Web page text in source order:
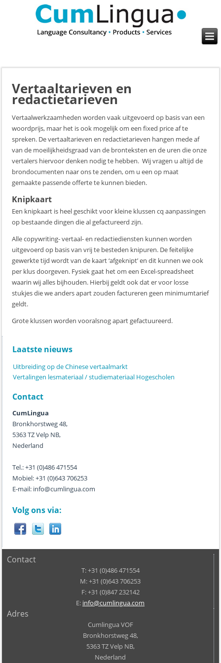
Vertaaltarieven en
redactietarieven
Vertaalwerkzaamheden worden vaak uitgevoerd op basis van een
woordprijs, maar het is ook mogelijk om een fixed price af te
spreken. De vertaaltarieven en redactietarieven hangen mede af
van de moeilijkheidsgraad van de bronteksten en de uren die onze
vertalers hiervoor denken nodig te hebben. Wij vragen u altijd de
brondocumenten naar ons te zenden, om u een op maat
gemaakte passende offerte te kunnen bieden.
Knipkaart
Een knipkaart is heel geschikt voor kleine klussen cq aanpassingen
op bestaande dingen die al gefactureerd zijn.
Alle copywriting- vertaal- en redactiediensten kunnen worden
uitgevoerd op basis van vrij te besteden knipuren. De feitelijke
gewerkte tijd wordt van de kaart ‘afgeknipt’ en dit kunnen we ook
per klus doorgeven. Fysiek gaat het om een Excel-spreadsheet
waarin wij alles bijhouden. Hierbij geldt ook dat er voor losse
stukjes die we anders apart zouden factureren geen minimumtarief
geldt.
Grote klussen worden vooralsnog apart gefactuureerd.
Laatste nieuws
Uitbreiding op de Chinese vertaalmarkt
Vertalingen lesmateriaal / studiemateriaal Hogescholen
Contact
CumLingua
Bronkhorstweg 48,
5363 TZ Velp NB,
Nederland
Tel.: +31 (0)486 471554
Mobiel: +31 (0)643 706253
E-mail: info@cumlingua.com
Volg ons via:
Contact
T: +31 (0)486 471554
M: +31 (0)643 706253
F: +31 (0)847 232142
E: info@cumlingua.com
Adres
Cumlingua VOF
Bronkhorstweg 48,
5363 TZ Velp NB,
Nederland